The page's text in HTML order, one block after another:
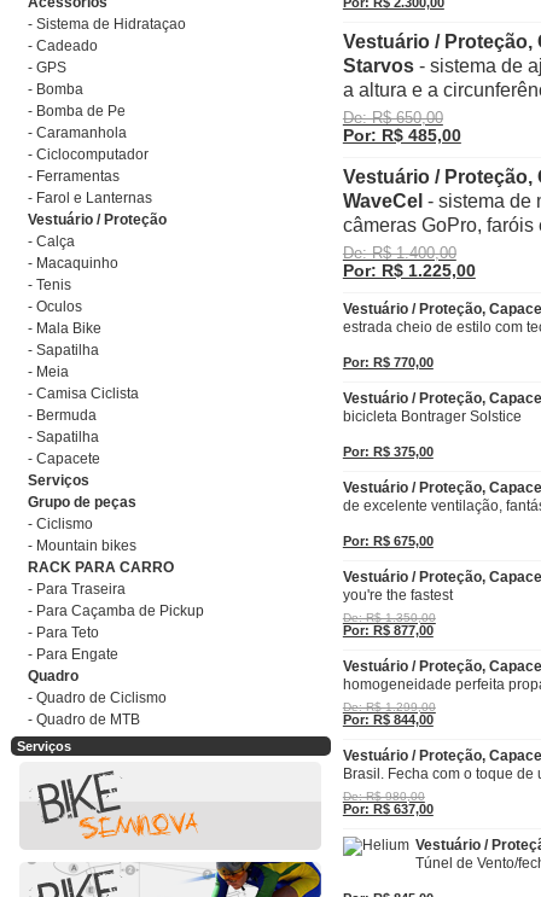
- Sistema de Hidrataçao
- Cadeado
- GPS
- Bomba
- Bomba de Pe
- Caramanhola
- Ciclocomputador
- Ferramentas
- Farol e Lanternas
Vestuário / Proteção
- Calça
- Macaquinho
- Tenis
- Oculos
- Mala Bike
- Sapatilha
- Meia
- Camisa Ciclista
- Bermuda
- Sapatilha
- Capacete
Serviços
Grupo de peças
- Ciclismo
- Mountain bikes
RACK PARA CARRO
- Para Traseira
- Para Caçamba de Pickup
- Para Teto
- Para Engate
Quadro
- Quadro de Ciclismo
- Quadro de MTB
Serviços
Vestuário /
Starvos- sistema de
a altura e a
De: R$ 650,00
Por: R$ 485,00
Vestuário / Proteção,
WaveCel - sistema de
câmeras GoPro,
De: R$ 1.400,00
Por: R$ 1.225,00
Vestuário / Proteção,
estrada cheio de estilo com
Por: R$ 770,00
Vestuário / Proteção,
bicicleta Bontrager Solstice
Por: R$ 375,00
Vestuário / Proteção,
de excelente ventilação,
Por: R$ 675,00
Vestuário / Proteção,
you're the fastest
De: R$ 1.350,00
Por: R$ 877,00
Vestuário / Proteção,
homogeneidade perfeita
De: R$ 1.299,00
Por: R$ 844,00
Vestuário / Proteção,
Brasil. Fecha com o toque
De: R$ 980,00
Por: R$ 637,00
Vestuário /
Túnel de Vento/